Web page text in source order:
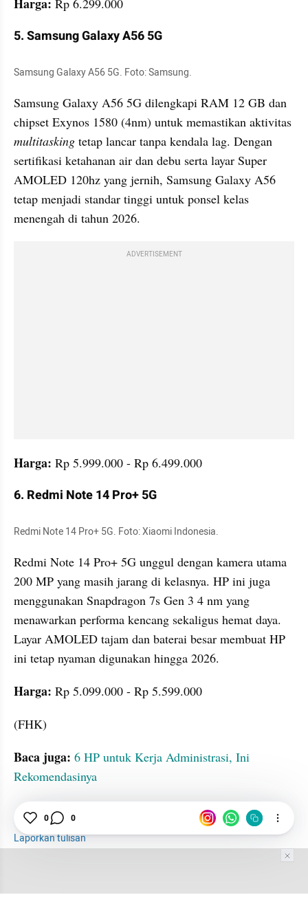
Rp 6.299.000
5. Samsung Galaxy A56 5G
Samsung Galaxy A56 5G. Foto: Samsung.
Samsung Galaxy A56 5G dilengkapi RAM 12 GB dan
multitasking tetap lancar tanpa kendala lag. Dengan
sertifikasi ketahanan air dan debu serta layar Super
AMOLED 120hz yang jernih, Samsung Galaxy A56
tetap menjadi standar tinggi untuk ponsel kelas
menengah di tahun 2026.
ADVERTISEMENT
Harga: Rp 5.999.000 - Rp 6.499.000
6. Redmi Note 14 Pro+ 5G
Redmi Note 14 Pro+ 5G. Foto: Xiaomi Indonesia.
Redmi Note 14 Pro+ 5G unggul dengan kamera utama
200 MP yang masih jarang di kelasnya. HP ini juga
menggunakan Snapdragon 7s Gen 3 4 nm yang
menawarkan performa kencang sekaligus hemat daya.
Layar AMOLED tajam dan baterai besar membuat HP
ini tetap nyaman digunakan hingga 2026.
Harga: Rp 5.099.000 - Rp 5.599.000
(FHK)
Baca juga: 6 HP untuk Kerja Administrasi, Ini
Rekomendasinya
GPT Branding Rekomendasi
iPhone
Laporkan tulisan
0 0